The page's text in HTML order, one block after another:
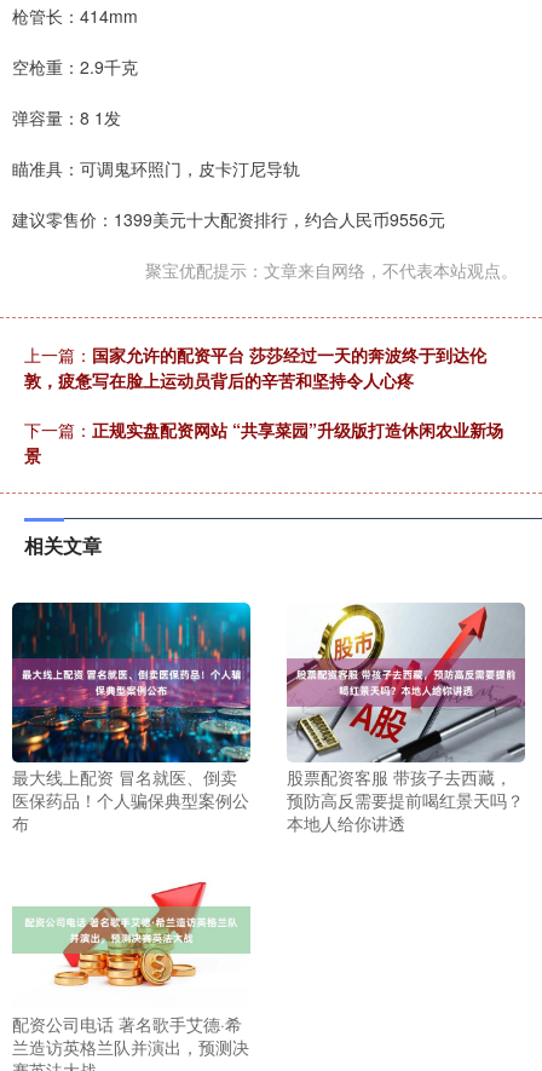
枪管长：414mm
空枪重：2.9千克
弹容量：8 1发
瞄准具：可调鬼环照门，皮卡汀尼导轨
建议零售价：1399美元十大配资排行，约合人民币9556元
聚宝优配提示：文章来自网络，不代表本站观点。
上一篇： 国家允许的配资平台 莎莎经过一天的奔波终于到达伦
敦，疲惫写在脸上运动员背后的辛苦和坚持令人心疼
下一篇： 正规实盘配资网站 “共享菜园”升级版打造休闲农业新场
景
相关文章
最大线上配资 冒名就医、倒卖
医保药品！个人骗保典型案例公
布
股票配资客服 带孩子去西藏，
预防高反需要提前喝红景天吗？
本地人给你讲透
配资公司电话 著名歌手艾德·希
兰造访英格兰队并演出，预测决